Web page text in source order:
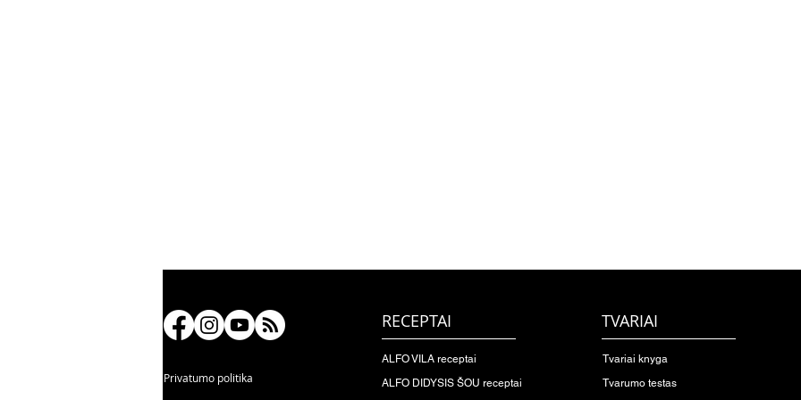
Privatumo politika
RECEPTAI
ALFO VILA receptai
ALFO DIDYSIS ŠOU receptai
TVARIAI
Tvariai knyga
Tvarumo testas